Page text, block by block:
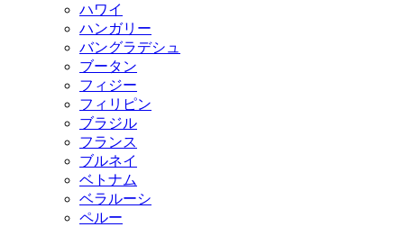
ハワイ
ハンガリー
バングラデシュ
ブータン
フィジー
フィリピン
ブラジル
フランス
ブルネイ
ベトナム
ベラルーシ
ペルー